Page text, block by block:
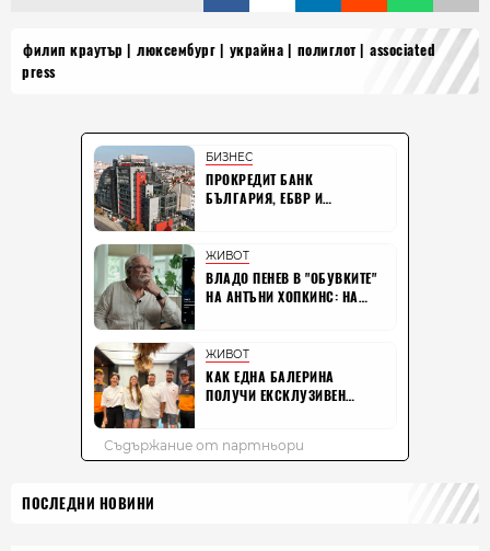
филип краутър люксембург украйна полиглот
associated
press
ПОСЛЕДНИ НОВИНИ